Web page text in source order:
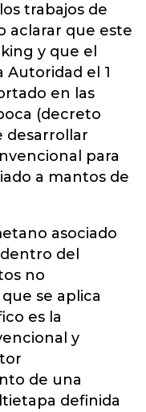
trabajos de
aclarar que este
y que el
Autoridad el 1
en las
(decreto
desarrollar
para
a mantos de
asociado
del
no
se aplica
es la
y
de una
definida